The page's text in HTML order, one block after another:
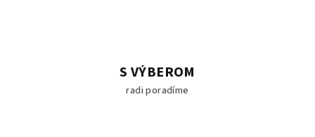
S VÝBEROM
radi poradíme